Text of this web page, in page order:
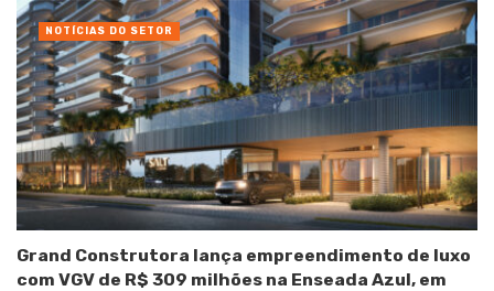
Grand Construtora lança empreendimento de luxo
com VGV de R$ 309 milhões na Enseada Azul, em
NOTÍCIAS DO SETOR